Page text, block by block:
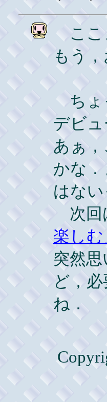
ここ
もう
ちょ
デビ
あぁ
かな
はな
次回
楽しむ
突然
ど，
ね．